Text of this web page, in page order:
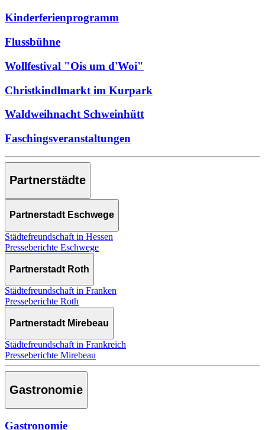
Kinderferienprogramm
Flussbühne
Wollfestival "Ois um d'Woi"
Christkindlmarkt im Kurpark
Waldweihnacht Schweinhütt
Faschingsveranstaltungen
Partnerstädte
Partnerstadt Eschwege
Städtefreundschaft in Hessen
Presseberichte Eschwege
Partnerstadt Roth
Städtefreundschaft in Franken
Presseberichte Roth
Partnerstadt Mirebeau
Städtefreundschaft in Frankreich
Presseberichte Mirebeau
Gastronomie
Gastronomie